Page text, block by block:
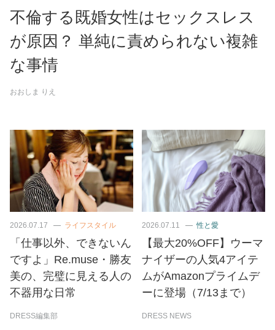
不倫する既婚女性はセックスレス
が原因？ 単純に責められない複雑
な事情
おおしま りえ
2026.07.17 ライフスタイル
「仕事以外、できないん
ですよ」Re.muse・勝友
美の、完璧に見える人の
不器用な日常
DRESS編集部
2026.07.11 性と愛
【最大20%OFF】ウーマ
ナイザーの人気4アイテ
ムがAmazonプライムデ
ーに登場（7/13まで）
DRESS NEWS